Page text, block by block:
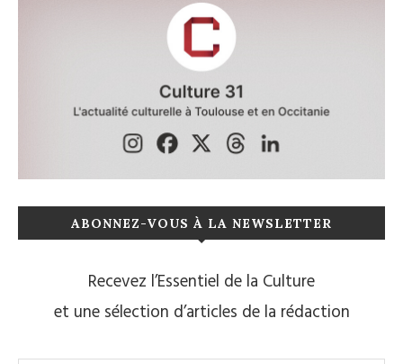
ABONNEZ-VOUS À LA NEWSLETTER
Recevez l’Essentiel de la Culture
et une sélection d’articles de la rédaction